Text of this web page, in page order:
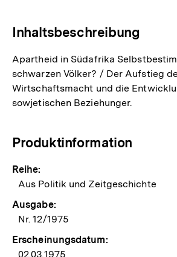
Inhaltsbeschreibung
Apartheid in Südafrika
schwarzen Völker? / Der Aufstieg
Wirtschaftsmacht und die
sowjetischen Beziehunger.
Produktinformation
Reihe:
Aus Politik und Zeitgeschichte
Ausgabe:
Nr. 12/1975
Erscheinungsdatum:
02.03.1975